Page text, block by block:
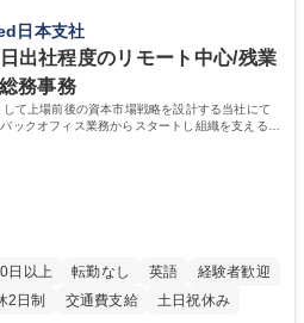
な環境です。 募集職種 【総
プ/組織運営を支えるゼネラリストを目
会保険手続き・勤怠管理など）の経験
大日本支社
出社程度のリモート中心/残業
務事務
て上場前後の資本市場戦略を設計する当社にて
ックオフィス業務からスタートし組織を支える専
日以上 転勤なし 英語
経験者歓迎
2日制 交通費支給 土日祝休み